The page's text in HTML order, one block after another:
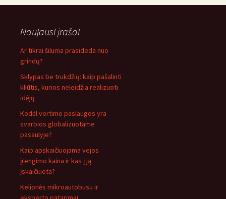
Naujausi įrašai
Ar tikrai šiluma prasideda nuo
grindų?
Sklypas be trukdžių: kaip pašalinti
kliūtis, kurios neleidžia realizuoti
idėjų
Kodėl vertimo paslaugos yra
svarbios globalizuotame
pasaulyje?
Kaip apskaičiuojama vejos
įrengimo kaina ir kas į ją
įskaičiuota?
Kelionės mikroautobusu ir